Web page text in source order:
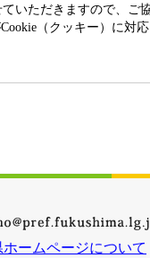
いただきますので、ご
（クッキー）に対
ームページについて